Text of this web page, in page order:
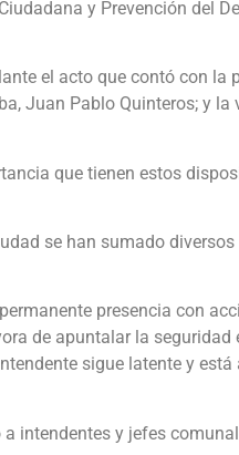
y Prevención del
el acto que contó con la
Juan Pablo Quinteros; y la
que tienen estos
se han sumado
presencia con
de apuntalar la seguridad
sigue latente y
intendentes y jefes